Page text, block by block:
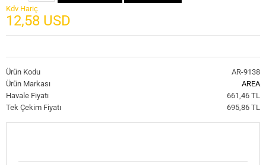
Kdv Hariç
12,58 USD
Ürün Kodu
AR-9138
Ürün Markası
AREA
Havale Fiyatı
661,46 TL
Tek Çekim Fiyatı
695,86 TL